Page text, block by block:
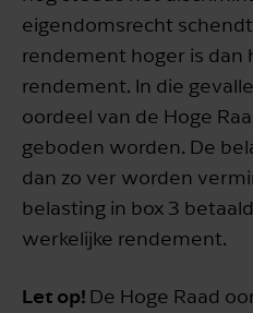
eigendomsrecht
rendement hoger is dan
rendement. In die
oordeel van de Hoge
geboden worden. De
dan zo ver worden
belasting in box 3
werkelijke rendement.
Let op! De Hoge Raad